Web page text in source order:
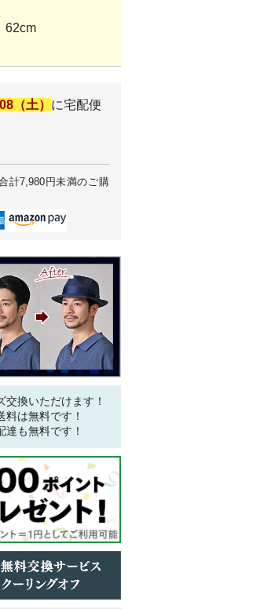
62cm
（土） に宅配便
計7,980円未満のご購
交換いただけます！
料は無料です！
達も無料です！